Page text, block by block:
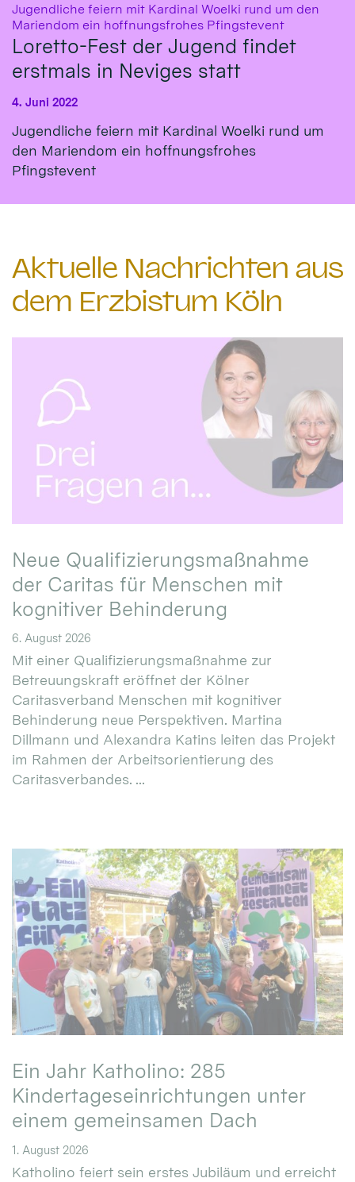
Jugendliche feiern mit Kardinal Woelki rund um den
Mariendom ein hoffnungsfrohes Pfingstevent:
Loretto-Fest der Jugend findet
erstmals in Neviges statt
4. Juni 2022
Jugendliche feiern mit Kardinal Woelki rund um
den Mariendom ein hoffnungsfrohes
Pfingstevent
Aktuelle Nachrichten aus
dem Erzbistum Köln
Neue Qualifizierungsmaßnahme
der Caritas für Menschen mit
kognitiver Behinderung
6. August 2026
Mit einer Qualifizierungsmaßnahme zur
Betreuungskraft eröffnet der Kölner
Caritasverband Menschen mit kognitiver
Behinderung neue Perspektiven. Martina
Dillmann und Alexandra Katins leiten das Projekt
im Rahmen der Arbeitsorientierung des
Caritasverbandes. ...
Ein Jahr Katholino: 285
Kindertageseinrichtungen unter
einem gemeinsamen Dach
1. August 2026
Katholino feiert sein erstes Jubiläum und erreicht